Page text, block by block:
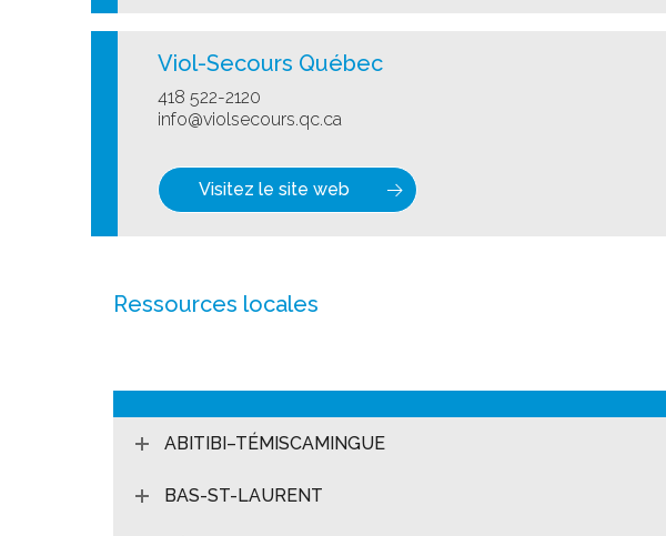
Viol-Secours Québec
418 522-2120
info@violsecours.qc.ca
Visitez le site web
Ressources locales
ABITIBI–TÉMISCAMINGUE
BAS-ST-LAURENT